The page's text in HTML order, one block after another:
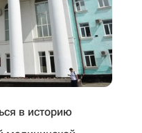
в историю